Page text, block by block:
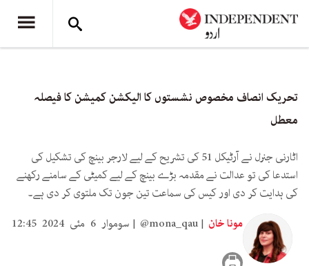
تحریک انصاف مخصوص نشستوں کا الیکشن کمیشن کا فیصلہ
معطل
اٹارنی جنرل نے آرٹیکل 51 کی تشریح کے لیے لارجر بینچ کی تشکیل کی
استدعا کی تو عدالت نے مقدمہ بڑے بینچ کے لیے کمیٹی کے سامنے رکھنے
کی ہدایت کر دی اور کیس کی سماعت تین جون تک ملتوی کر دی ہے۔
مونا خان
@mona_qau سوموار 6 مئی 2024 12:45